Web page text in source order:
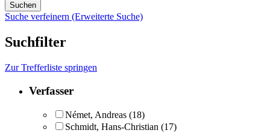
Suche verfeinern (Erweiterte Suche)
Suchfilter
Zur Trefferliste springen
Verfasser
Német, Andreas (18)
Schmidt, Hans-Christian (17)